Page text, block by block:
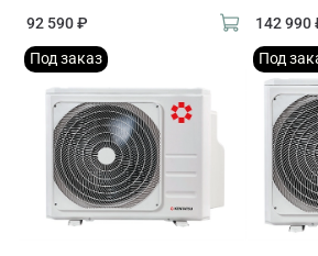
92 590 ₽
142 990
Под заказ Под